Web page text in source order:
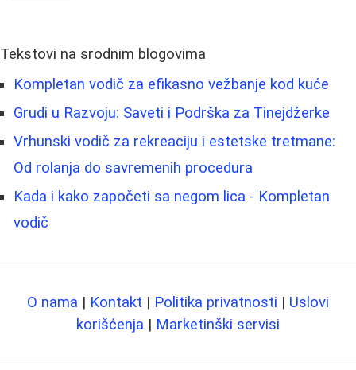
Tekstovi na srodnim blogovima
Kompletan vodič za efikasno vežbanje kod kuće
Grudi u Razvoju: Saveti i Podrška za Tinejdžerke
Vrhunski vodič za rekreaciju i estetske tretmane:
Od rolanja do savremenih procedura
Kada i kako započeti sa negom lica - Kompletan
vodič
O nama | Kontakt | Politika privatnosti | Uslovi
korišćenja | Marketinški servisi